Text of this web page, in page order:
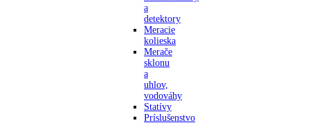
a
detektory
Meracie
kolieska
Merače
sklonu
a
uhlov,
vodováhy
Statívy
Príslušenstvo